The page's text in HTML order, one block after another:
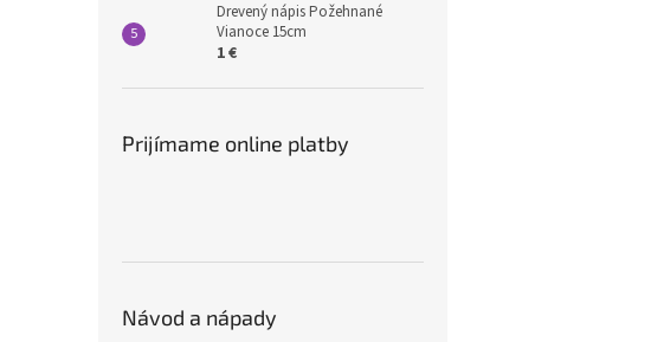
Drevený nápis Požehnané
Vianoce 15cm
1 €
Prijímame online platby
Návod a nápady